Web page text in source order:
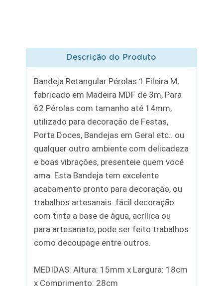
Descrição do Produto
Bandeja Retangular Pérolas 1 Fileira M,
fabricado em Madeira MDF de 3m, Para
62 Pérolas com tamanho até 14mm,
utilizado para decoração de Festas,
Porta Doces, Bandejas em Geral etc.. ou
qualquer outro ambiente com delicadeza
e boas vibrações, presenteie quem você
ama. Esta Bandeja tem excelente
acabamento pronto para decoração, ou
trabalhos artesanais. fácil decoração
com tinta a base de água, acrílica ou
para artesanato, pode ser feito trabalhos
como decoupage entre outros.
MEDIDAS: Altura: 15mm x Largura: 18cm
x Comprimento: 28cm